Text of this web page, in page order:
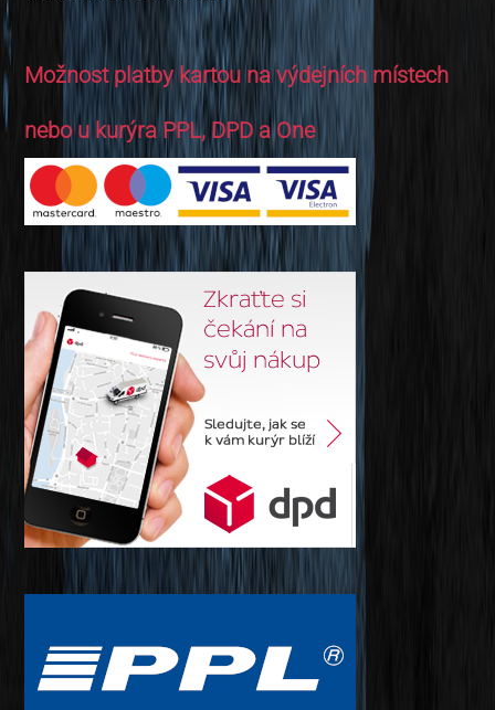
Možnost platby kartou na výdejních místech
nebo u kurýra PPL, DPD a One